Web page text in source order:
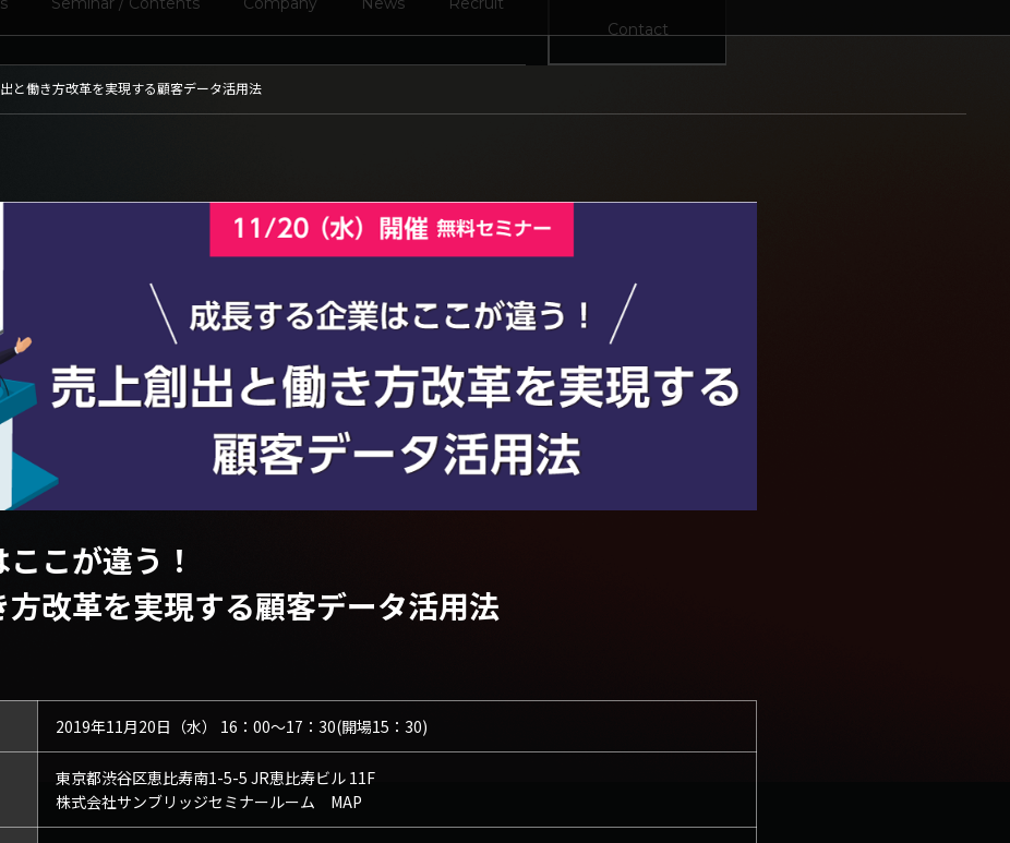
Contact
と働き方改革を実現する顧客データ活用法
こが違う！
改革を実現する顧客データ活用法
2019年11月20日（水） 16：00～17：30(開場15：30)
東京都渋谷区恵比寿南1-5-5 JR恵比寿ビル 11F
株式会社サンブリッジセミナールーム MAP